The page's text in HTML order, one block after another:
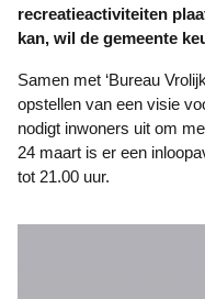
recreatieactiviteiten
kan, wil de gemeente
Samen met ‘Bureau Vrolijks’ werkt de gemeente aan het
opstellen van een visie
nodigt inwoners uit om
24 maart is er een
tot 21.00 uur.